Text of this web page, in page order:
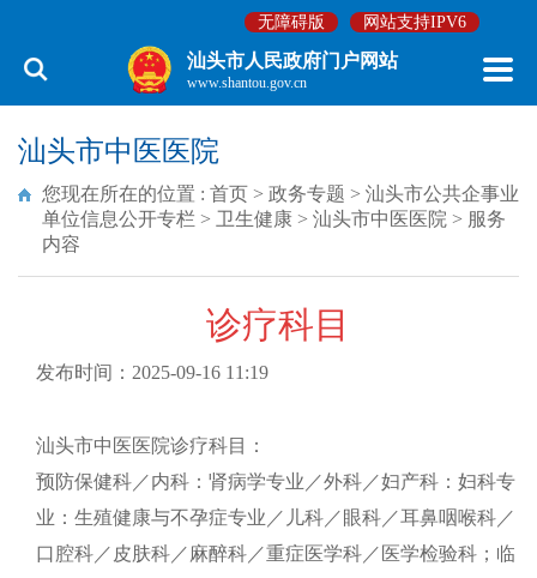
无障碍版 网站支持IPV6
汕头市人民政府门户网站
www.shantou.gov.cn
汕头市中医医院
您现在所在的位置 : 首页 > 政务专题 > 汕头市公共企事业
单位信息公开专栏 > 卫生健康 > 汕头市中医医院 > 服务
内容
诊疗科目
发布时间：2025-09-16 11:19
汕头市中医医院诊疗科目：
预防保健科／内科：肾病学专业／外科／妇产科：妇科专
业：生殖健康与不孕症专业／儿科／眼科／耳鼻咽喉科／
口腔科／皮肤科／麻醉科／重症医学科／医学检验科；临